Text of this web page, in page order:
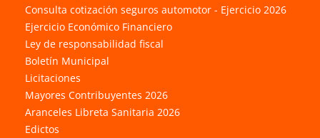
Consulta cotización seguros automotor - Ejercicio 2026
Ejercicio Económico Financiero
Ley de responsabilidad fiscal
Boletín Municipal
Licitaciones
Mayores Contribuyentes 2026
Aranceles Libreta Sanitaria 2026
Edictos